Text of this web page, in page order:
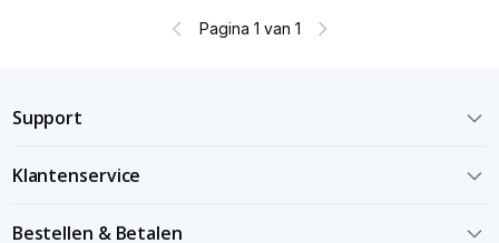
Pagina 1 van 1
Support
Klantenservice
Bestellen & Betalen